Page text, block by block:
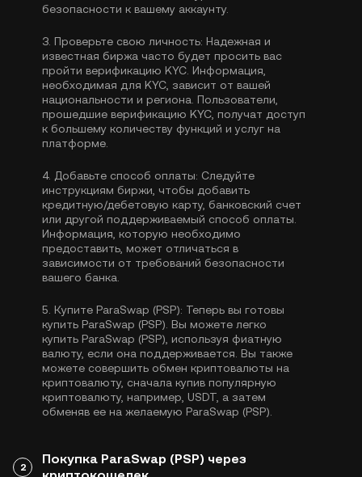
безопасности к вашему аккаунту.
3. Проверьте свою личность: Надежная и
известная биржа часто будет просить вас
пройти верификацию KYC . Информация,
необходимая для KYC, зависит от вашей
национальности и региона. Пользователи,
прошедшие верификацию KYC, получат доступ
к большему количеству функций и услуг на
платформе.
4. Добавьте способ оплаты: Следуйте
инструкциям биржи, чтобы добавить
кредитную/дебетовую карту, банковский счет
или другой поддерживаемый способ оплаты.
Информация, которую необходимо
предоставить, может отличаться в
зависимости от требований безопасности
вашего банка.
5. Купите ParaSwap (PSP): Теперь вы готовы
купить ParaSwap (PSP). Вы можете легко
купить ParaSwap (PSP), используя фиатную
валюту, если она поддерживается. Вы также
можете совершить обмен криптовалюты на
криптовалюту, сначала купив популярную
криптовалюту, например, USDT , а затем
обменяв ее на желаемую ParaSwap (PSP).
2
Покупка ParaSwap (PSP) через